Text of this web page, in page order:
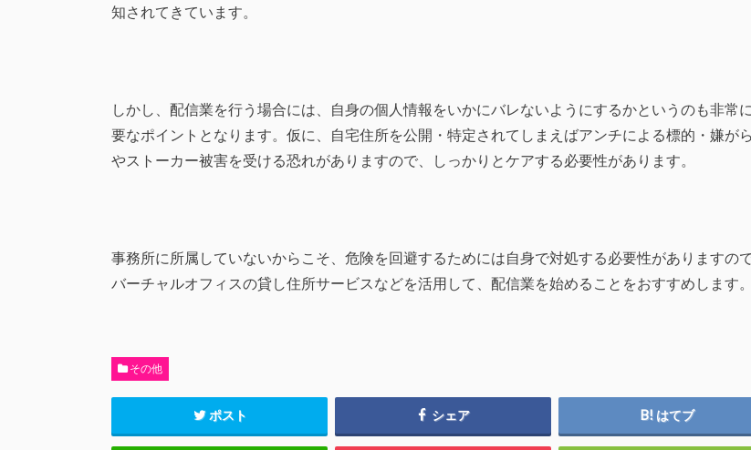
知されてきています。
しかし、配信業を行う場合には、自身の個人情報をいかにバレないようにするかというのも非常
要なポイントとなります。仮に、自宅住所を公開・特定されてしまえばアンチによる標的・嫌が
やストーカー被害を受ける恐れがありますので、しっかりとケアする必要性があります。
事務所に所属していないからこそ、危険を回避するためには自身で対処する必要性がありますので
バーチャルオフィスの貸し住所サービスなどを活用して、配信業を始めることをおすすめします。
その他
ポスト シェア はてブ